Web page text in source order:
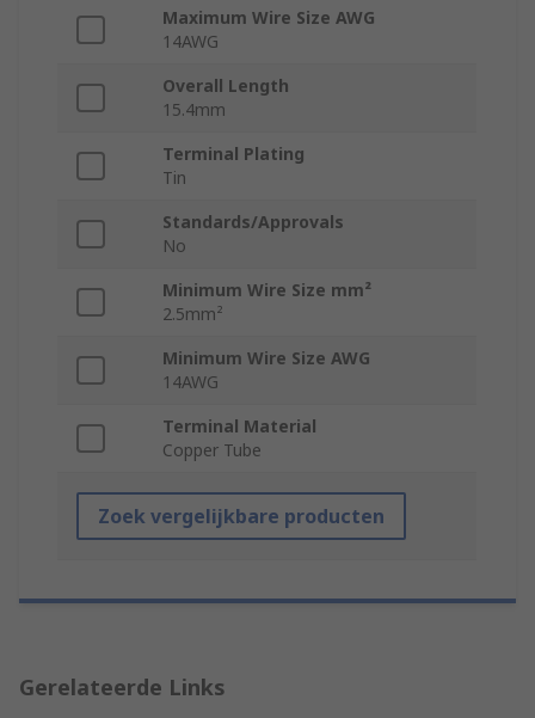
Maximum Wire Size AWG
14AWG
Overall Length
15.4mm
Terminal Plating
Tin
Standards/Approvals
No
Minimum Wire Size mm²
2.5mm²
Minimum Wire Size AWG
14AWG
Terminal Material
Copper Tube
Zoek vergelijkbare producten
Gerelateerde Links